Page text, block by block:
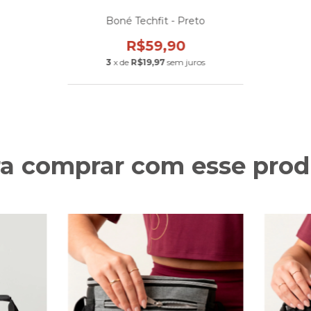
Boné Techfit - Preto
R$59,90
3 x de R$19,97 sem juros
comprar com esse